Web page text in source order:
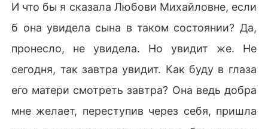
И что бы я сказала Любови Михайловне, если
б она увидела сына в таком состоянии? Да,
пронесло, не увидела. Но увидит же. Не
сегодня, так завтра увидит. Как буду в глаза
его матери смотреть завтра? Она ведь добра
мне желает, переступив через себя, пришла